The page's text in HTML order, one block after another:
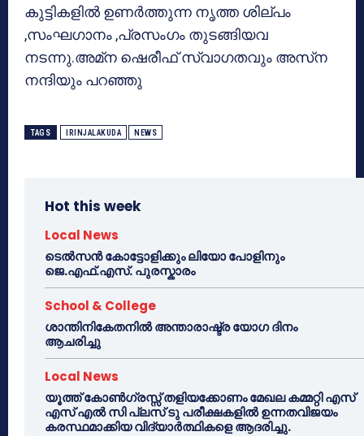
കുട്ടികളില്‍ ഉണര്‍ത്തുന്ന നൃത്ത ശില്പം
,സംഘഗാനം ,പ്രസംഗം തുടങ്ങിയവ
നടന്നു.അമ്‌ന ഷെരീഫ് സ്വാഗതവും അസ്‌ന
നന്ദിയും പറഞ്ഞു
TAGS IRINJALAKUDA NEWS
Hot this week
Local News
ടെൽസൻ കോട്ടോളിക്കും ലിയോ പോളിനും
ജെ.എഫ്.എസ്. പുരസ്കാരം
School & College
ശാന്തിനികേതനിൽ അന്താരാഷ്ട്ര യോഗ ദിനം
ആചരിച്ചു
Local News
യൂത്ത് കോൺഗ്രസ്സ് തളിയക്കോണം മേഖല കമ്മറ്റി എസ്
എസ് എൽ സി പ്ലസ് ടു പരീക്ഷകളിൽ ഉന്നതവിജയം
കരസ്ഥമാക്കിയ വിദ്യാർത്ഥികളെ ആദരിച്ചു.